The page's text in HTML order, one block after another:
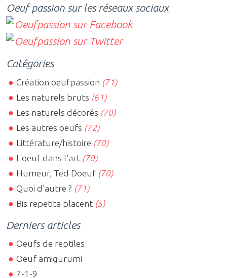
Oeuf passion sur les réseaux sociaux
Catégories
Création oeufpassion (71)
Les naturels bruts (61)
Les naturels décorés (70)
Les autres oeufs (72)
Littérature/histoire (70)
L'oeuf dans l'art (70)
Humeur, Ted Doeuf (70)
Quoi d'autre ? (71)
Bis repetita placent (5)
Derniers articles
Oeufs de reptiles
Oeuf amigurumi
7-1-9